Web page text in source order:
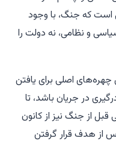
است که جنگ، با وجود
سیاسی و نظامی، نه دولت را
اصلی برای یافتن
در جریان باشد، تا
از جنگ نیز از کانون
از هدف قرار گرفتن